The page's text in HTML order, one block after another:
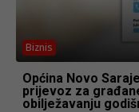
Biznis
Općina Novo
prijevoz za
obilježavanju